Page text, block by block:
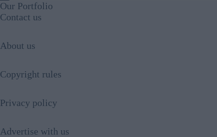
Our Portfolio
Contact us
About us
Copyright rules
Privacy policy
Advertise with us